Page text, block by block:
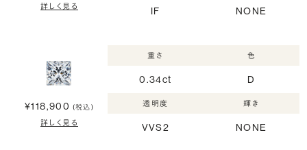
詳しく見る IF NONE
¥118,900 (税込)
詳しく見る
重さ
0.34ct
色
D
透明度
VVS2
輝き
NONE